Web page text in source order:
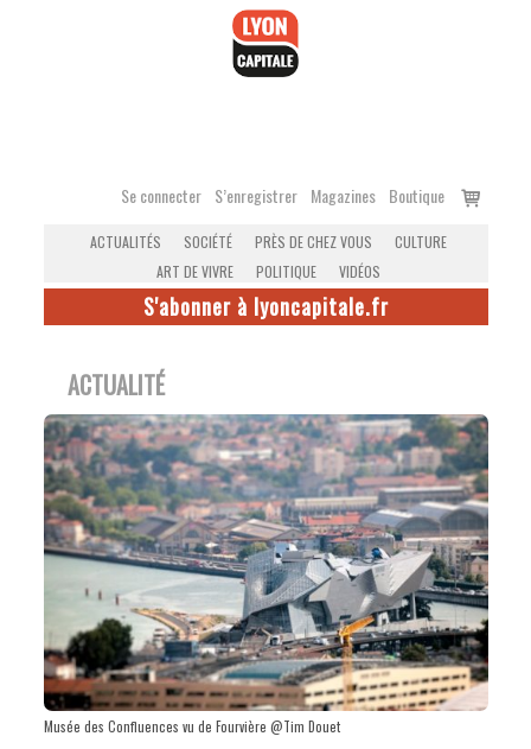
Se connecter S’enregistrer Magazines Boutique
Voir
ACTUALITÉS SOCIÉTÉ PRÈS DE CHEZ VOUS
CULTURE
ART DE VIVRE
POLITIQUE VIDÉOS
S'abonner à lyoncapitale.fr
ACTUALITÉ
Musée des Confluences vu de Fourvière @Tim Douet